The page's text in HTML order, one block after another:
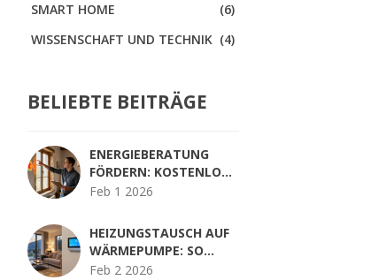
SMART HOME
(6)
WISSENSCHAFT UND TECHNIK (4)
BELIEBTE BEITRÄGE
ENERGIEBERATUNG
FÖRDERN: KOSTENLOS
ODER MIT ZUSCHUSS
KLAPPT’S 2025
Feb 1 2026
HEIZUNGSTAUSCH AUF
WÄRMEPUMPE: SO
ÄNDERN SICH
Feb 2 2026